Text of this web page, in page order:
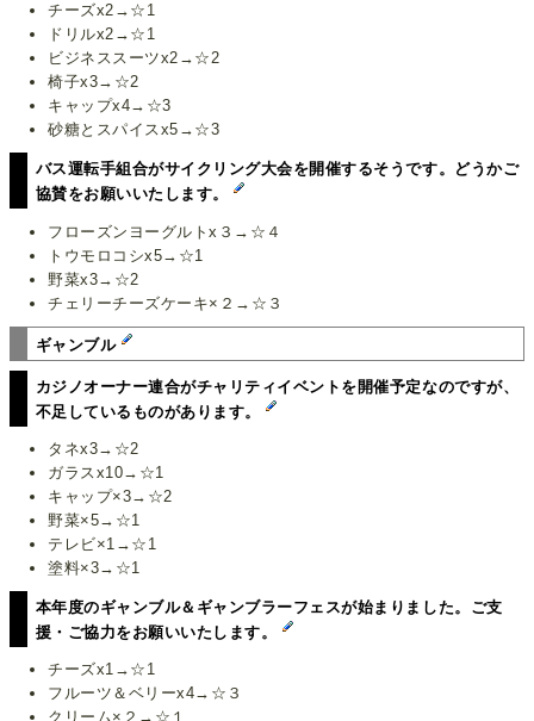
チーズx2→☆1
ドリルx2→☆1
ビジネススーツx2→☆2
椅子x3→☆2
キャップx4→☆3
砂糖とスパイスx5→☆3
バス運転手組合がサイクリング大会を開催するそうです。どうかご
協賛をお願いいたします。
フローズンヨーグルトx３→☆４
トウモロコシx5→☆1
野菜x3→☆2
チェリーチーズケーキ×２→☆３
ギャンブル
カジノオーナー連合がチャリティイベントを開催予定なのですが、
不足しているものがあります。
タネx3→☆2
ガラスx10→☆1
キャップ×3→☆2
野菜×5→☆1
テレビ×1→☆1
塗料×3→☆1
本年度のギャンブル＆ギャンブラーフェスが始まりました。ご支
援・ご協力をお願いいたします。
チーズx1→☆1
フルーツ＆ベリーx4→☆３
クリーム×２→☆１